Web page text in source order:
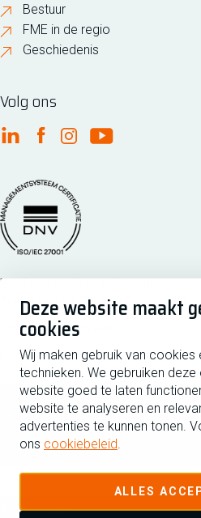
Deze website maakt
cookies
Wij maken gebruik van cookies
technieken. We gebruiken
website goed te laten
website te analyseren en
advertenties te kunnen tonen.
ons cookiebeleid.
ALLES
Bestuur
FME in de regio
Geschiedenis
Volg ons
FME Linkedin
FME Facebook
FME Instagram
FME Youtube
Managementsyteem
Postbus 190, 2700 AD Zoetermeer
Zilverstraat 69, 2718 RP Zoetermeer
Copyright 2026 @ FME
Privacy Disclaimer Cookiebeleid
Schrijf je in voor de
Voornaam
Achternaam